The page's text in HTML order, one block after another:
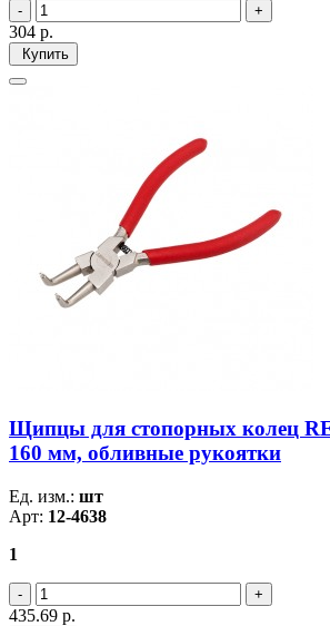
304 р.
Купить
Щипцы для стопорных колец
160 мм, обливные рукоятки
Ед. изм.: шт
Арт: 12-4638
1
435.69 р.